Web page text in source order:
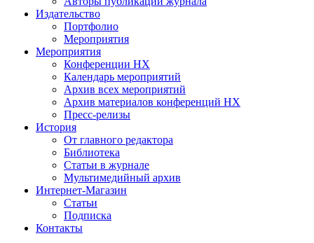
Издательство
Портфолио
Мероприятия
Мероприятия
Конференции НХ
Календарь мероприятий
Архив всех мероприятий
Архив материалов конференций НХ
Пресс-релизы
История
От главного редактора
Библиотека
Статьи в журнале
Мультимедийный архив
Интернет-Магазин
Статьи
Подписка
Контакты